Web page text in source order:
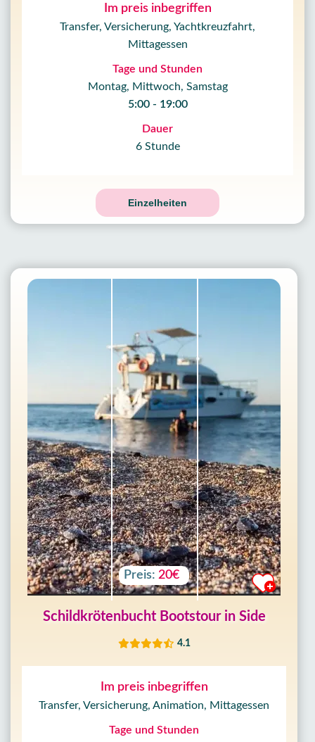
Im preis inbegriffen
Transfer, Versicherung, Yachtkreuzfahrt,
Mittagessen
Tage und Stunden
Montag, Mittwoch, Samstag
5:00 - 19:00
Dauer
6 Stunde
Einzelheiten
Preis: 20€
Schildkrötenbucht Bootstour in Side
4.1
Im preis inbegriffen
Transfer, Versicherung, Animation, Mittagessen
Tage und Stunden